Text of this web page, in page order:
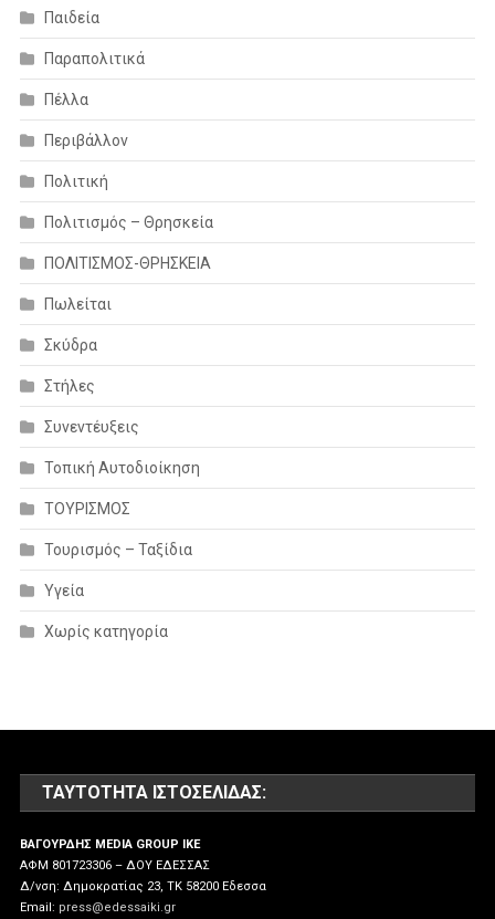
Παιδεία
Παραπολιτικά
Πέλλα
Περιβάλλον
Πολιτική
Πολιτισμός – Θρησκεία
ΠΟΛΙΤΙΣΜΟΣ-ΘΡΗΣΚΕΙΑ
Πωλείται
Σκύδρα
Στήλες
Συνεντέυξεις
Τοπική Αυτοδιοίκηση
ΤΟΥΡΙΣΜΟΣ
Τουρισμός – Ταξίδια
Υγεία
Χωρίς κατηγορία
ΤΑΥΤΌΤΗΤΑ ΙΣΤΟΣΕΛΊΔΑΣ:
ΒΑΓΟΥΡΔΗΣ MEDIA GROUP IKE
ΑΦΜ 801723306 – ΔΟΥ ΕΔΕΣΣΑΣ
Δ/νση: Δημοκρατίας 23, ΤΚ 58200 Εδεσσα
Email: press@edessaiki.gr